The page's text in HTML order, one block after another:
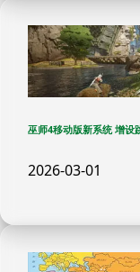
巫师4移动版新系统 增设
2026-03-01